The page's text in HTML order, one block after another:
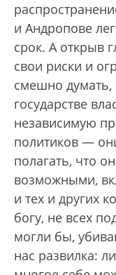
и Андропове
срок. А открыв
свои риски и
смешно думать,
государстве
независимую
политиков —
полагать, что
возможными,
и тех и других
богу, не всех
могли бы,
нас развилка: